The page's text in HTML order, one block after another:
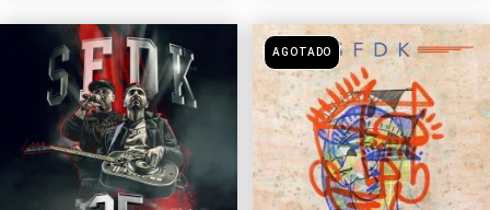
AGOTADO